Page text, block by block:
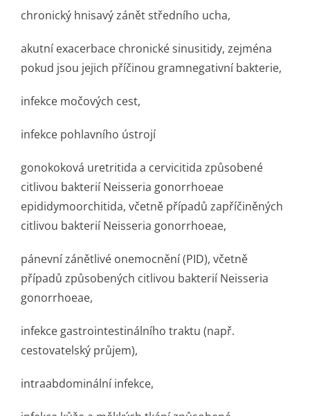
chronický hnisavý zánět středního ucha,
akutní exacerbace chronické sinusitidy, zejména
pokud jsou jejich příčinou gramnegativní bakterie,
infekce močových cest,
infekce pohlavního ústrojí
gonokoková uretritida a cervicitida způsobené
citlivou bakterií Neisseria gonorrhoeae
epididymoorchitida, včetně případů zapříčiněných
citlivou bakterií Neisseria gonorrhoeae,
pánevní zánětlivé onemocnění (PID), včetně
případů způsobených citlivou bakterií Neisseria
gonorrhoeae,
infekce gastrointesti­nálního traktu (např.
cestovatelský průjem),
intraabdominální infekce,